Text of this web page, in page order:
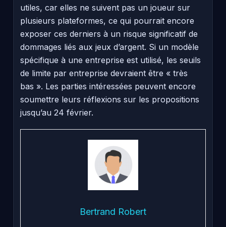
utiles, car elles ne suivent pas un joueur sur
plusieurs plateformes, ce qui pourrait encore
exposer ces derniers à un risque significatif de
dommages liés aux jeux d’argent. Si un modèle
spécifique à une entreprise est utilisé, les seuils
de limite par entreprise devraient être « très
bas ». Les parties intéressées peuvent encore
soumettre leurs réflexions sur les propositions
jusqu’au 24 février.
Bertrand Robert